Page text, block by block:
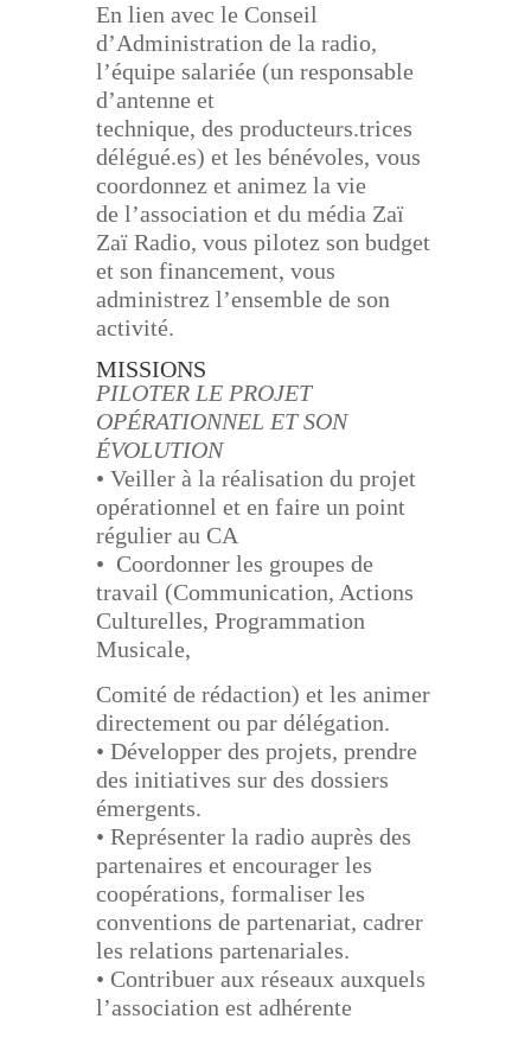
En lien avec le Conseil
d’Administration de la radio,
l’équipe salariée (un responsable
d’antenne et
technique, des producteurs.trices
délégué.es) et les bénévoles, vous
coordonnez et animez la vie
de l’association et du média Zaï
Zaï Radio, vous pilotez son budget
et son financement, vous
administrezl’ensemble de son
activité.
MISSIONS
PILOTER LE PROJET
OPÉRATIONNEL ET SON
ÉVOLUTION
• Veiller à la réalisation du projet
opérationnel et en faire un point
régulier au CA
• Coordonner les groupes de
travail (Communication, Actions
Culturelles, Programmation
Musicale,
Comité de rédaction) et les animer
directement ou par délégation.
• Développer des projets, prendre
des initiatives sur des dossiers
émergents.
• Représenter la radio auprès des
partenaires et encourager les
coopérations, formaliser les
conventions de partenariat, cadrer
les relations partenariales.
• Contribuer aux réseaux auxquels
l’association est adhérente